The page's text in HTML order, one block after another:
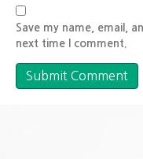
Save my name, email,
next time I comment.